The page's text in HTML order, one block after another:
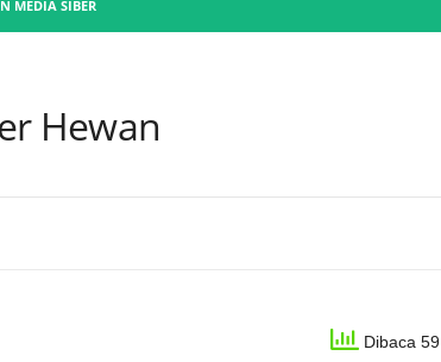
MEDIA SIBER
Hewan
Dibaca 59